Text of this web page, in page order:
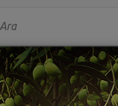
Yemekleri Tarifleri